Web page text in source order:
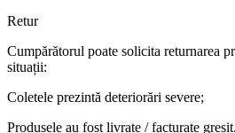
Retur
Cumpărătorul poate solicita returnarea
situații:
Coletele prezintă deteriorări severe;
Produsele au fost livrate / facturate